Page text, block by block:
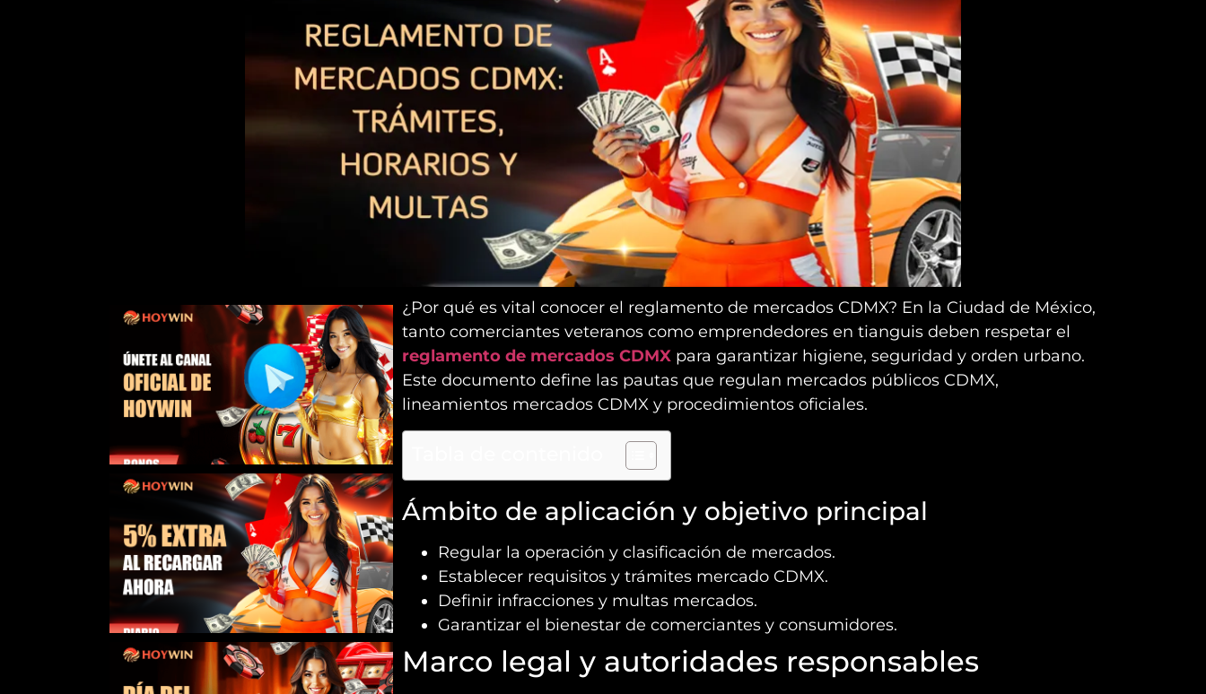
¿Por qué es vital conocer el reglamento de mercados CDMX? En la Ciudad de México,
tanto comerciantes veteranos como emprendedores en tianguis deben respetar el
reglamento de mercados CDMX para garantizar higiene, seguridad y orden urbano.
Este documento define las pautas que regulan mercados públicos CDMX,
lineamientos mercados CDMX y procedimientos oficiales.
Ámbito de aplicación y objetivo principal
Regular la operación y clasificación de mercados.
Establecer requisitos y trámites mercado CDMX.
Definir infracciones y multas mercados.
Garantizar el bienestar de comerciantes y consumidores.
Marco legal y autoridades responsables